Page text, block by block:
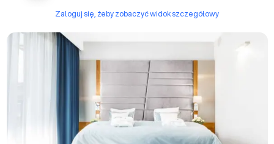
Zaloguj się, żeby zobaczyć widok szczegółowy